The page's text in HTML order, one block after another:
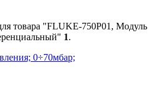
товара "FLUKE-750P01, Модуль
1.
0÷70мбар;